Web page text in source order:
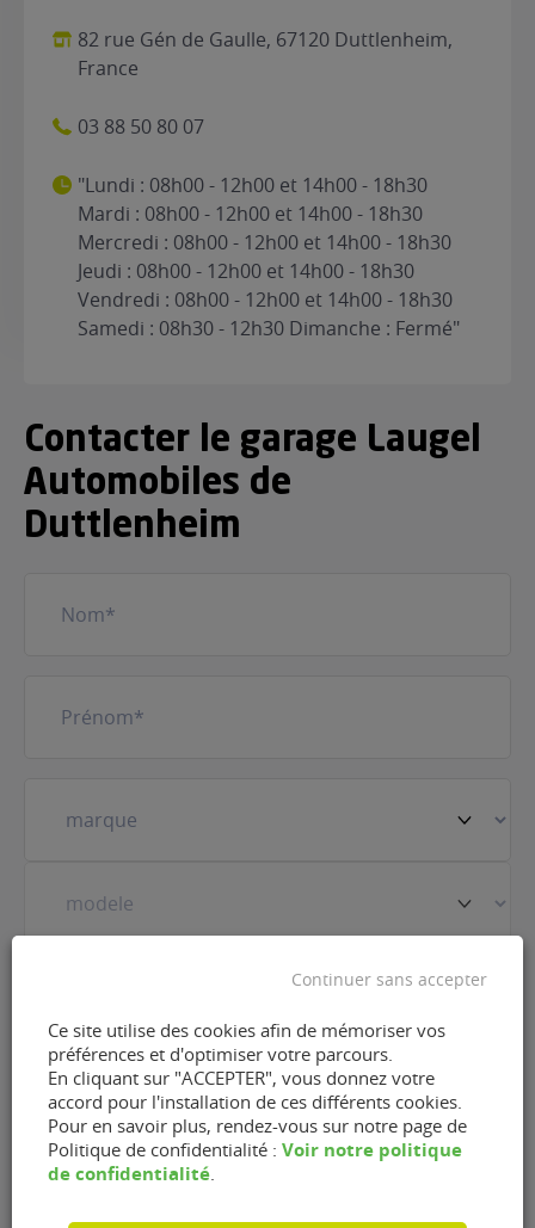
82 rue Gén de Gaulle, 67120 Duttlenheim,
France
03 88 50 80 07
"Lundi : 08h00 - 12h00 et 14h00 - 18h30
Mardi : 08h00 - 12h00 et 14h00 - 18h30
Mercredi : 08h00 - 12h00 et 14h00 - 18h30
Jeudi : 08h00 - 12h00 et 14h00 - 18h30
Vendredi : 08h00 - 12h00 et 14h00 - 18h30
Samedi : 08h30 - 12h30 Dimanche : Fermé"
Contacter le garage Laugel
Automobiles de
Duttlenheim
véhicule(Nécessaire)
mail(Nécessaire)
Téléphone(Nécessaire)
Ce site utilise des cookies afin de mémoriser vos
préférences et d'optimiser votre parcours.
En cliquant sur "ACCEPTER", vous donnez votre
accord pour l'installation de ces différents cookies.
Pour en savoir plus, rendez-vous sur notre page de
Politique de confidentialité : Voir notre politique
de confidentialité
Continuer sans accepter